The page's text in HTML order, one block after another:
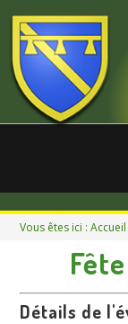
Vous êtes ici :Accueil
Détails de